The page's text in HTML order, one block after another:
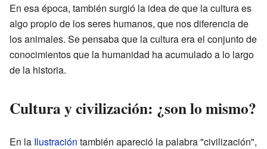
En esa época, también surgió la idea de que la cultura es
algo propio de los seres humanos, que nos diferencia de
los animales. Se pensaba que la cultura era el conjunto de
conocimientos que la humanidad ha acumulado a lo largo
de la historia.
Cultura y civilización: ¿son lo mismo?
En la Ilustración también apareció la palabra "civilización",